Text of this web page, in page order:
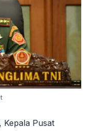
Kepala Pusat